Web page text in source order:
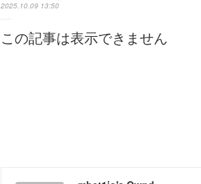
2025.10.09 13:50
この記事は表示できません